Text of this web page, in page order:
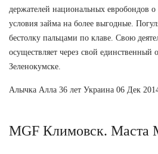
держателей национальных евробондов
условия займа на более выгодные.
бестолку пальцами по клаве. Свою
осуществляет через свой
Зеленокумске.
Алычка Алла 36 лет Украина 06 Дек
MGF Климовск. Маста